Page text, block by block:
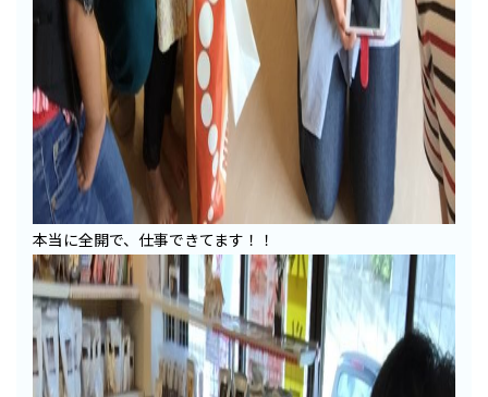
本当に全開で、仕事できてます！！